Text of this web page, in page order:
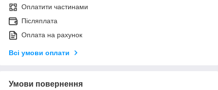
Оплатити частинами
Післяплата
Оплата на рахунок
Всі умови оплати
Умови повернення